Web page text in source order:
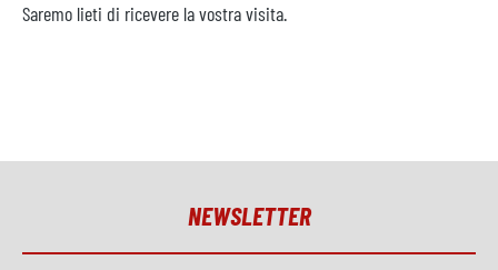
Saremo lieti di ricevere la vostra visita.
NEWSLETTER